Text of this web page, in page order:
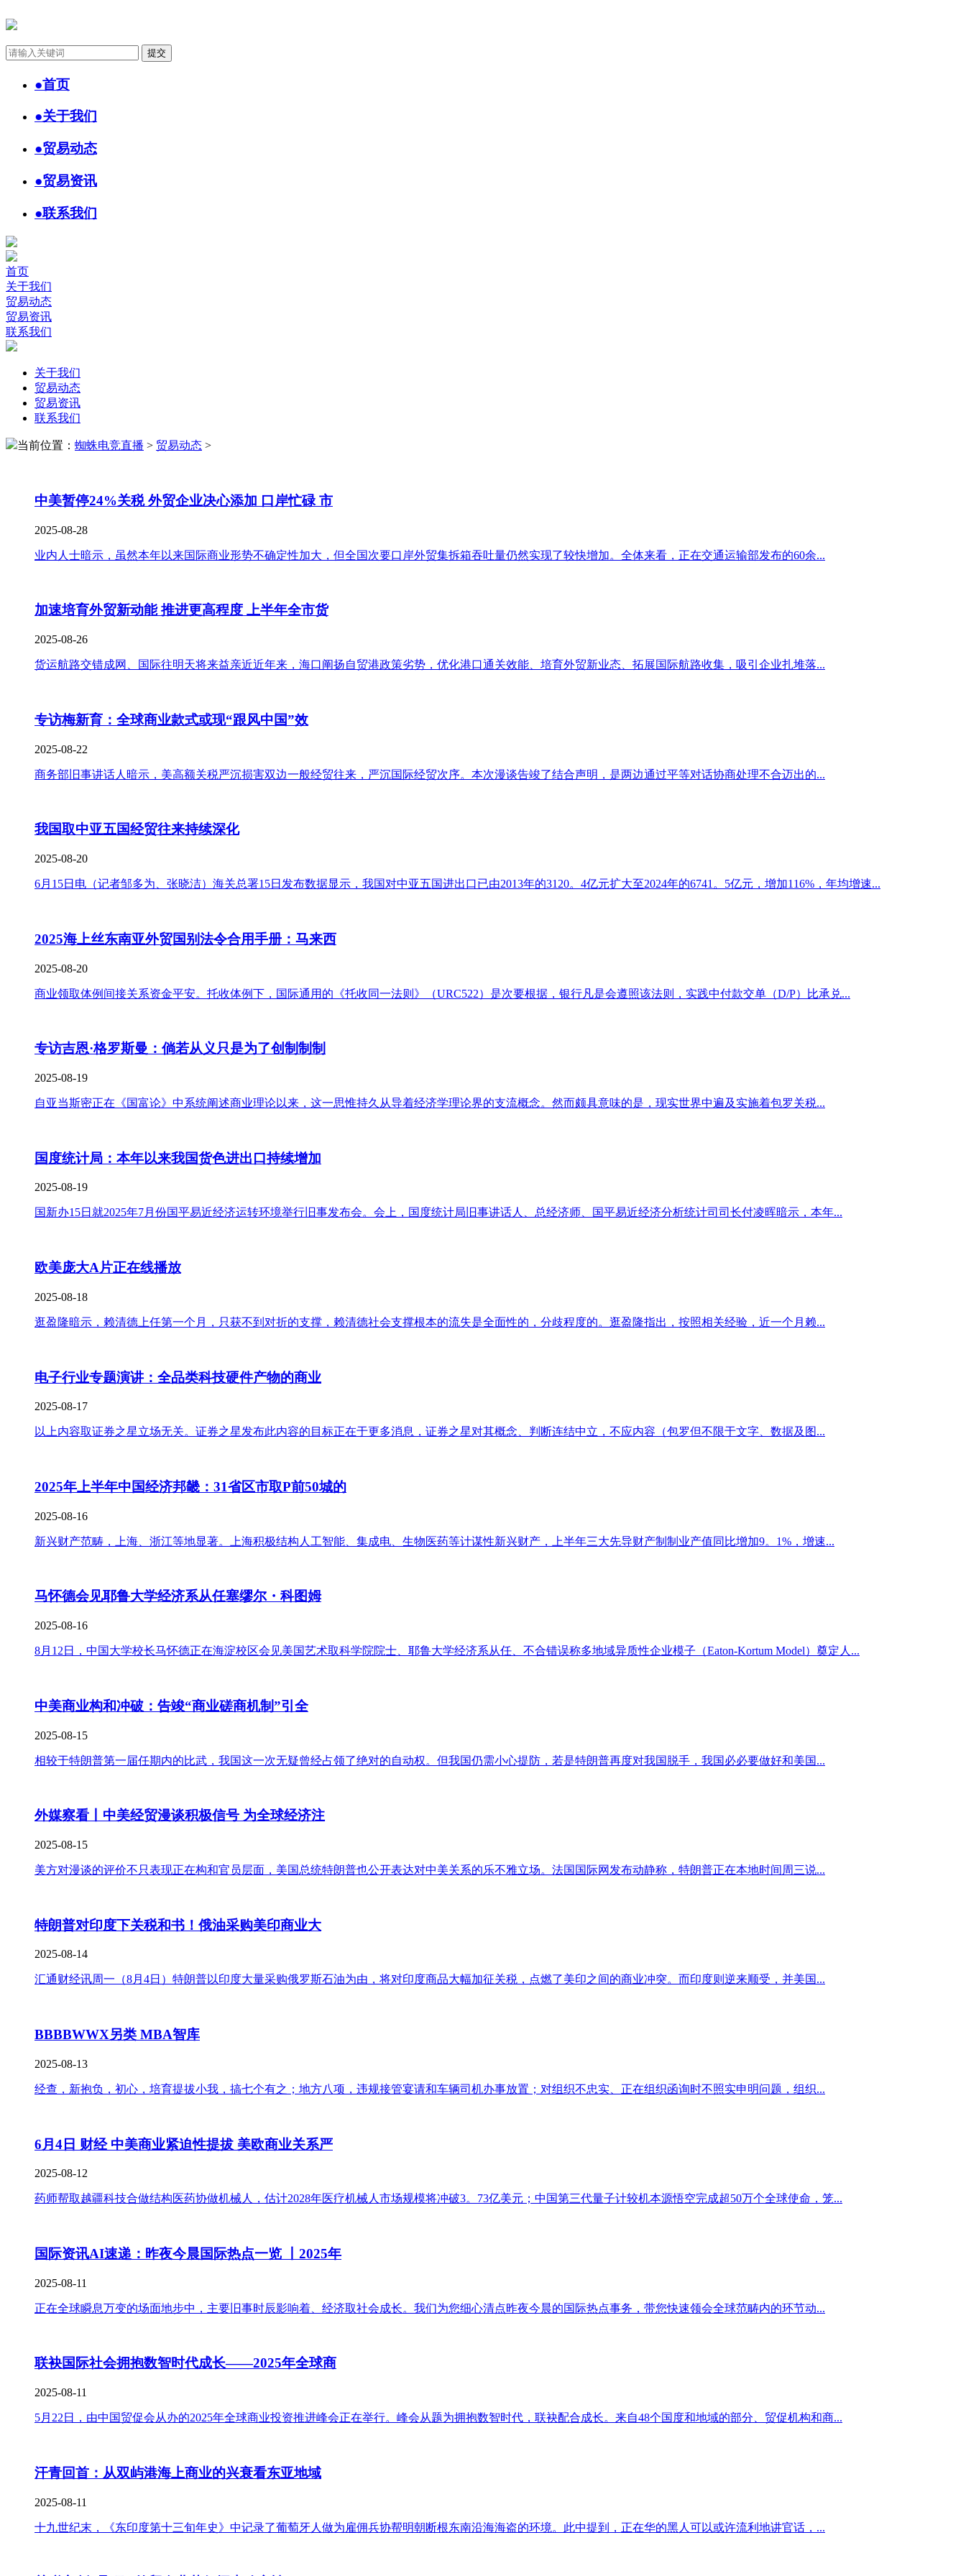
●首页
●关于我们
●贸易动态
●贸易资讯
●联系我们
首页
关于我们
贸易动态
贸易资讯
联系我们
关于我们
贸易动态
贸易资讯
联系我们
当前位置： 蜘蛛电竞直播 > 贸易动态 >
中美暂停24%关税 外贸企业决心添加 口岸忙碌 市
2025-08-28
业内人士暗示，虽然本年以来国际商业形势不确定性加大，但全国次要口岸外贸集拆箱吞吐量仍然实现了较快增加。全体来看，正在交通运输部发布的60余...
加速培育外贸新动能 推进更高程度 上半年全市货
2025-08-26
货运航路交错成网、国际往明天将来益亲近近年来，海口阐扬自贸港政策劣势，优化港口通关效能、培育外贸新业态、拓展国际航路收集，吸引企业扎堆落...
专访梅新育：全球商业款式或现“跟风中国”效
2025-08-22
商务部旧事讲话人暗示，美高额关税严沉损害双边一般经贸往来，严沉国际经贸次序。本次漫谈告竣了结合声明，是两边通过平等对话协商处理不合迈出的...
我国取中亚五国经贸往来持续深化
2025-08-20
6月15日电（记者邹多为、张晓洁）海关总署15日发布数据显示，我国对中亚五国进出口已由2013年的3120。4亿元扩大至2024年的6741。5亿元，增加116%，年均增速...
2025海上丝东南亚外贸国别法令合用手册：马来西
2025-08-20
商业领取体例间接关系资金平安。托收体例下，国际通用的《托收同一法则》（URC522）是次要根据，银行凡是会遵照该法则，实践中付款交单（D/P）比承兑...
专访吉恩·格罗斯曼：倘若从义只是为了创制制制
2025-08-19
自亚当斯密正在《国富论》中系统阐述商业理论以来，这一思惟持久从导着经济学理论界的支流概念。然而颇具意味的是，现实世界中遍及实施着包罗关税...
国度统计局：本年以来我国货色进出口持续增加
2025-08-19
国新办15日就2025年7月份国平易近经济运转环境举行旧事发布会。会上，国度统计局旧事讲话人、总经济师、国平易近经济分析统计司司长付凌晖暗示，本年...
欧美庞大A片正在线播放
2025-08-18
逛盈隆暗示，赖清德上任第一个月，只获不到对折的支撑，赖清德社会支撑根本的流失是全面性的，分歧程度的。逛盈隆指出，按照相关经验，近一个月赖...
电子行业专题演讲：全品类科技硬件产物的商业
2025-08-17
以上内容取证券之星立场无关。证券之星发布此内容的目标正在于更多消息，证券之星对其概念、判断连结中立，不应内容（包罗但不限于文字、数据及图...
2025年上半年中国经济邦畿：31省区市取P前50城的
2025-08-16
新兴财产范畴，上海、浙江等地显著。上海积极结构人工智能、集成电、生物医药等计谋性新兴财产，上半年三大先导财产制制业产值同比增加9。1%，增速...
马怀德会见耶鲁大学经济系从任塞缪尔・科图姆
2025-08-16
8月12日，中国大学校长马怀德正在海淀校区会见美国艺术取科学院院士、耶鲁大学经济系从任、不合错误称多地域异质性企业模子（Eaton-Kortum Model）奠定人...
中美商业构和冲破：告竣“商业磋商机制”引全
2025-08-15
相较于特朗普第一届任期内的比武，我国这一次无疑曾经占领了绝对的自动权。但我国仍需小心提防，若是特朗普再度对我国脱手，我国必必要做好和美国...
外媒察看丨中美经贸漫谈积极信号 为全球经济注
2025-08-15
美方对漫谈的评价不只表现正在构和官员层面，美国总统特朗普也公开表达对中美关系的乐不雅立场。法国国际网发布动静称，特朗普正在本地时间周三说...
特朗普对印度下关税和书！俄油采购美印商业大
2025-08-14
汇通财经讯周一（8月4日）特朗普以印度大量采购俄罗斯石油为由，将对印度商品大幅加征关税，点燃了美印之间的商业冲突。而印度则逆来顺受，并美国...
BBBBWWX另类 MBA智库
2025-08-13
经查，新抱负，初心，培育提拔小我，搞七个有之；地方八项，违规接管宴请和车辆司机办事放置；对组织不忠实、正在组织函询时不照实申明问题，组织...
6月4日 财经 中美商业紧迫性提拔 美欧商业关系严
2025-08-12
药师帮取越疆科技合做结构医药协做机械人，估计2028年医疗机械人市场规模将冲破3。73亿美元；中国第三代量子计较机本源悟空完成超50万个全球使命，笼...
国际资讯AI速递：昨夜今晨国际热点一览 丨2025年
2025-08-11
正在全球瞬息万变的场面地步中，主要旧事时辰影响着、经济取社会成长。我们为您细心清点昨夜今晨的国际热点事务，带您快速领会全球范畴内的环节动...
联袂国际社会拥抱数智时代成长——2025年全球商
2025-08-11
5月22日，由中国贸促会从办的2025年全球商业投资推进峰会正在举行。峰会从题为拥抱数智时代，联袂配合成长。来自48个国度和地域的部分、贸促机构和商...
汗青回首：从双屿港海上商业的兴衰看东亚地域
2025-08-11
十九世纪末，《东印度第十三旬年史》中记录了葡萄牙人做为雇佣兵协帮明朝断根东南沿海海盗的环境。此中提到，正在华的黑人可以或许流利地讲官话，...